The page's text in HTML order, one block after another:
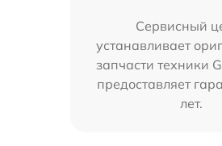
Сервисный
устанавливает
запчасти техники
предоставляет
лет.